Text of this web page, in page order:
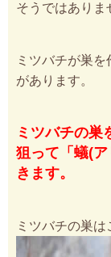
そうではありま
ミツバチが巣
があります。
ミツバチの巣
狙って「蟻(
きます。
ミツバチの巣は